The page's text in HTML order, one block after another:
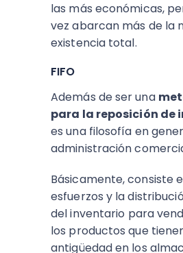
las más económicas,
vez abarcan más de la
existencia total.
FIFO
Además de ser una
para la reposición de
es una filosofía en
administración
Básicamente, consiste
esfuerzos y la
del inventario para
los productos que
antigüedad en los